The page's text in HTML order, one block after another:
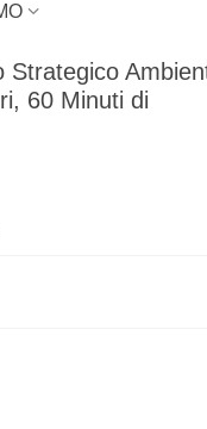
Strategico
60 Minuti di